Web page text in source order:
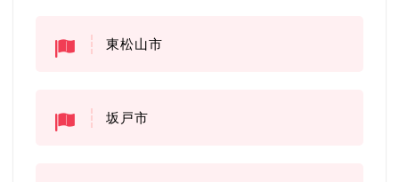
東松山市
坂戸市